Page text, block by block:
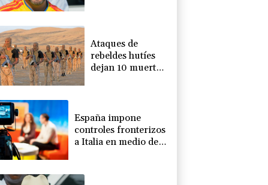
Ataques de
rebeldes hutíes
dejan 10 muertos
España impone
controles fronterizos
a Italia en medio de